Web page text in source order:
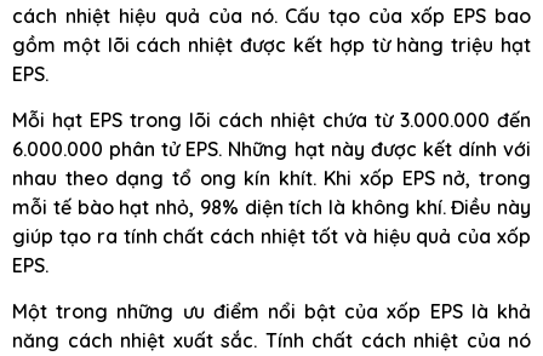
cách nhiệt hiệu quả của nó. Cấu tạo của xốp EPS bao
gồm một lõi cách nhiệt được kết hợp từ hàng triệu hạt
EPS.
Mỗi hạt EPS trong lõi cách nhiệt chứa từ 3.000.000 đến
6.000.000 phân tử EPS. Những hạt này được kết dính với
nhau theo dạng tổ ong kín khít. Khi xốp EPS nở, trong
mỗi tế bào hạt nhỏ, 98% diện tích là không khí. Điều này
giúp tạo ra tính chất cách nhiệt tốt và hiệu quả của xốp
EPS.
Một trong những ưu điểm nổi bật của xốp EPS là khả
năng cách nhiệt xuất sắc. Tính chất cách nhiệt của nó